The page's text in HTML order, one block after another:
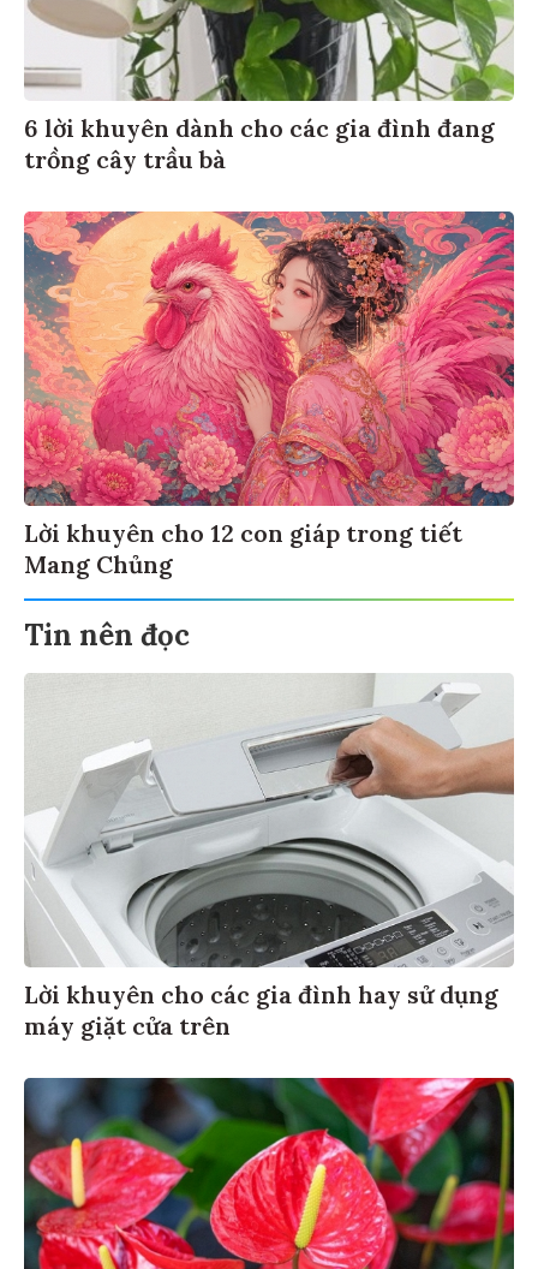
6 lời khuyên dành cho các gia đình đang
trồng cây trầu bà
Lời khuyên cho 12 con giáp trong tiết
Mang Chủng
Tin nên đọc
Lời khuyên cho các gia đình hay sử dụng
máy giặt cửa trên